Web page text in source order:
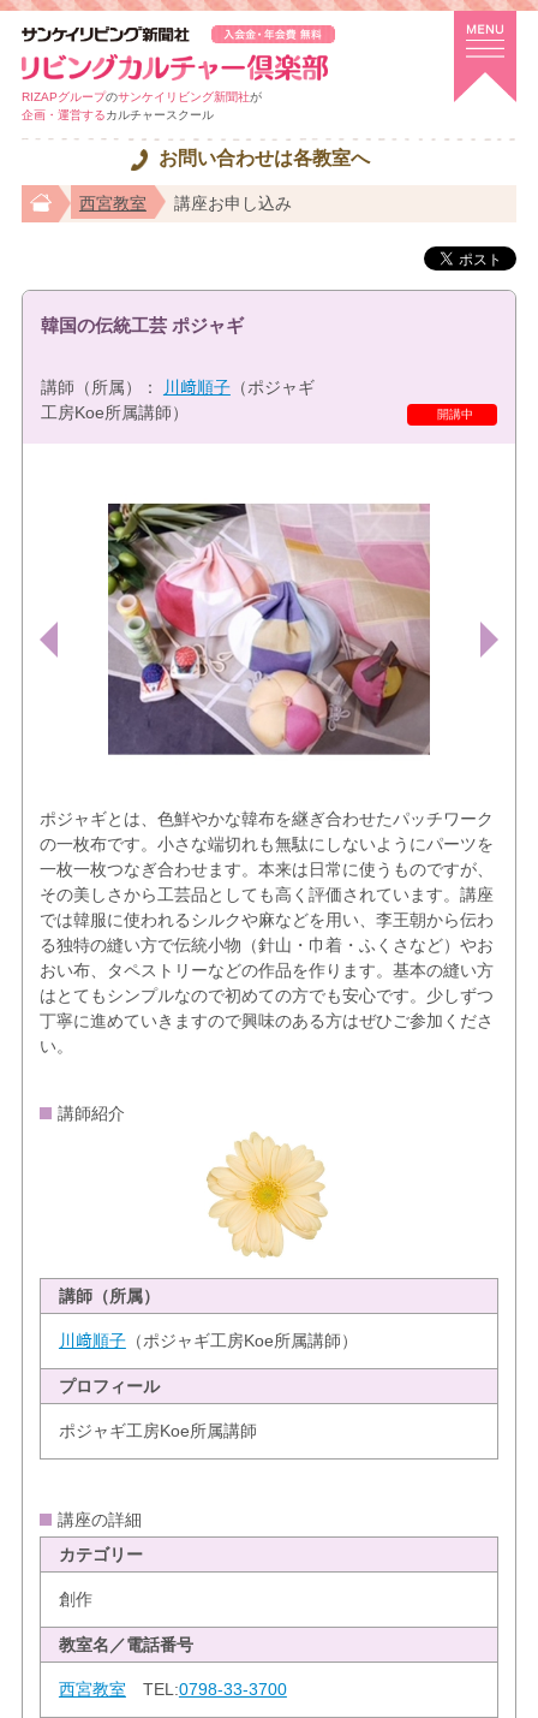
RIZAPグループのサンケイリビング新聞社が
企画・運営するカルチャースクール
お問い合わせは各教室へ
西宮教室 講座お申し込み
開講中
韓国の伝統工芸 ポジャギ
講師（所属）： 川﨑順子（ポジャギ
工房Koe所属講師）
ポジャギとは、色鮮やかな韓布を継ぎ合わせたパッチワーク
の一枚布です。小さな端切れも無駄にしないようにパーツを
一枚一枚つなぎ合わせます。本来は日常に使うものですが、
その美しさから工芸品としても高く評価されています。講座
では韓服に使われるシルクや麻などを用い、李王朝から伝わ
る独特の縫い方で伝統小物（針山・巾着・ふくさなど）やお
おい布、タペストリーなどの作品を作ります。基本の縫い方
はとてもシンプルなので初めての方でも安心です。少しずつ
丁寧に進めていきますので興味のある方はぜひご参加くださ
い。
講師紹介
講師（所属）
川﨑順子（ポジャギ工房Koe所属講師）
プロフィール
ポジャギ工房Koe所属講師
講座の詳細
カテゴリー
創作
教室名／電話番号
西宮教室 TEL:0798-33-3700